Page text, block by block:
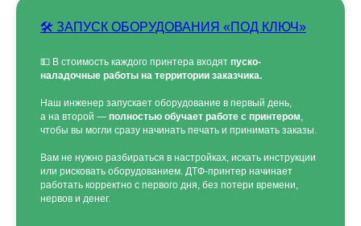
🛠 ЗАПУСК ОБОРУДОВАНИЯ «ПОД КЛЮЧ»
💵 В стоимость каждого принтера входят пуско-
наладочные работы на территории заказчика.
Наш инженер запускает оборудование в первый день,
а на второй — полностью обучает работе с принтером,
чтобы вы могли сразу начинать печать и принимать заказы.
Вам не нужно разбираться в настройках, искать инструкции
или рисковать оборудованием. ДТФ-принтер начинает
работать корректно с первого дня, без потери времени,
нервов и денег.
НА ПОЧТУ